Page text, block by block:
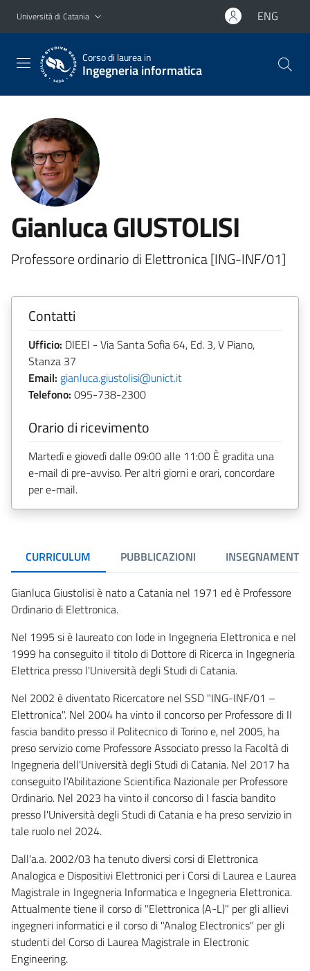
Vai al contenuto principale
Vai al menu di navigazione
Università di Catania ENG
Corso di laurea in
Ingegneria informatica
Gianluca GIUSTOLISI
Professore ordinario di Elettronica [ING-INF/01]
Contatti
Ufficio: DIEEI - Via Santa Sofia 64, Ed. 3, V Piano,
Stanza 37
Email: gianluca.giustolisi@unict.it
Telefono: 095-738-2300
Orario di ricevimento
Martedì e giovedì dalle 09:00 alle 11:00 È gradita una
e-mail di pre-avviso. Per altri giorni e orari, concordare
per e-mail.
CURRICULUM PUBBLICAZIONI INSEGNAMENTI
Gianluca Giustolisi è nato a Catania nel 1971 ed è Professore
Ordinario di Elettronica.
Nel 1995 si è laureato con lode in Ingegneria Elettronica e nel
1999 ha conseguito il titolo di Dottore di Ricerca in Ingegneria
Elettrica presso l'Università degli Studi di Catania.
Nel 2002 è diventato Ricercatore nel SSD "ING-INF/01 –
Elettronica". Nel 2004 ha vinto il concorso per Professore di II
fascia bandito presso il Politecnico di Torino e, nel 2005, ha
preso servizio come Professore Associato presso la Facoltà di
Ingegneria dell'Università degli Studi di Catania. Nel 2017 ha
conseguito l'Abilitazione Scientifica Nazionale per Professore
Ordinario. Nel 2023 ha vinto il concorso di I fascia bandito
presso l'Università degli Studi di Catania e ha preso servizio in
tale ruolo nel 2024.
Dall'a.a. 2002/03 ha tenuto diversi corsi di Elettronica
Analogica e Dispositivi Elettronici per i Corsi di Laurea e Laurea
Magistrale in Ingegneria Informatica e Ingegneria Elettronica.
Attualmente tiene il corso di "Elettronica (A-L)" per gli allievi
ingegneri informatici e il corso di "Analog Electronics" per gli
studenti del Corso di Laurea Magistrale in Electronic
Engineering.